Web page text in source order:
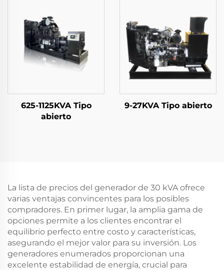
625-1125KVA Tipo
abierto
9-27KVA Tipo abierto
La lista de precios del generador de 30 kVA ofrece
varias ventajas convincentes para los posibles
compradores. En primer lugar, la amplia gama de
opciones permite a los clientes encontrar el
equilibrio perfecto entre costo y características,
asegurando el mejor valor para su inversión. Los
generadores enumerados proporcionan una
excelente estabilidad de energía, crucial para